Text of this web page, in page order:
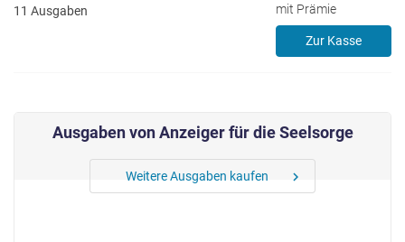
11 Ausgaben mit Prämie
Zur Kasse
Ausgaben von Anzeiger für die Seelsorge
Weitere Ausgaben kaufen chevron_right